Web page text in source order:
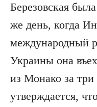
Березовская
же день, когда
международный
Украины она
из Монако за
утверждается,